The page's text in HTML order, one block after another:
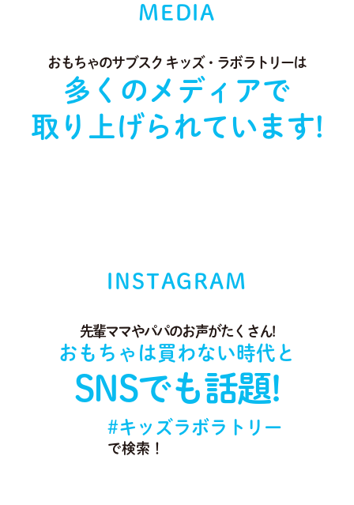
MEDIA
おもちゃのサブスク キッズ・ラボラトリーは
多くのメディアで
取り上げられています!
INSTAGRAM
先輩ママやパパのお声がたくさん!
おもちゃは買わない時代と
SNSでも話題!
#キッズラボラトリー
で検索！